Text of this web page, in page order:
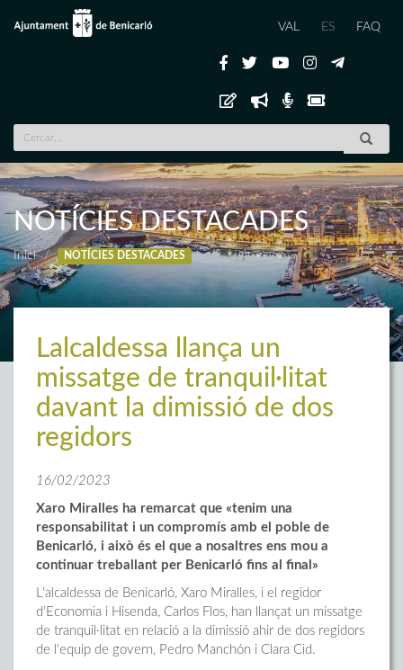
VAL ES FAQ
NOTÍCIES DESTACADES
Inici NOTÍCIES DESTACADES
Lalcaldessa llança un
missatge de tranquil·litat
davant la dimissió de dos
regidors
16/02/2023
Xaro Miralles ha remarcat que «tenim una
responsabilitat i un compromís amb el poble de
Benicarló, i això és el que a nosaltres ens mou a
continuar treballant per Benicarló fins al final»
L'alcaldessa de Benicarló, Xaro Miralles, i el regidor
d'Economia i Hisenda, Carlos Flos, han llançat un missatge
de tranquil·litat en relació a la dimissió ahir de dos regidors
de l'equip de govern, Pedro Manchón i Clara Cid.